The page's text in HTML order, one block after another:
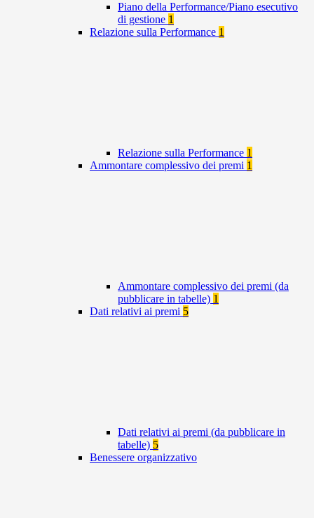
Piano della Performance/Piano esecutivo
di gestione 1
Relazione sulla Performance 1
Relazione sulla Performance 1
Ammontare complessivo dei premi 1
Ammontare complessivo dei premi (da
pubblicare in tabelle) 1
Dati relativi ai premi 5
Dati relativi ai premi (da pubblicare in
tabelle) 5
Benessere organizzativo